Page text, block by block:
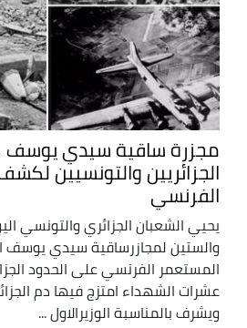
مجزرة ساقية سيدي يوسف ..
الجزائريين والتونسيين لكشف
الفرنسي
يحيي الشعبان الجزائري والتونسي
والستين لمجازرساقية سيدي يوسف
المستعمر الفرنسي على الحدود
عشرات الشهداء امتزج فيها دم
ويشرف بالمناسبة الوزيرالاول ...